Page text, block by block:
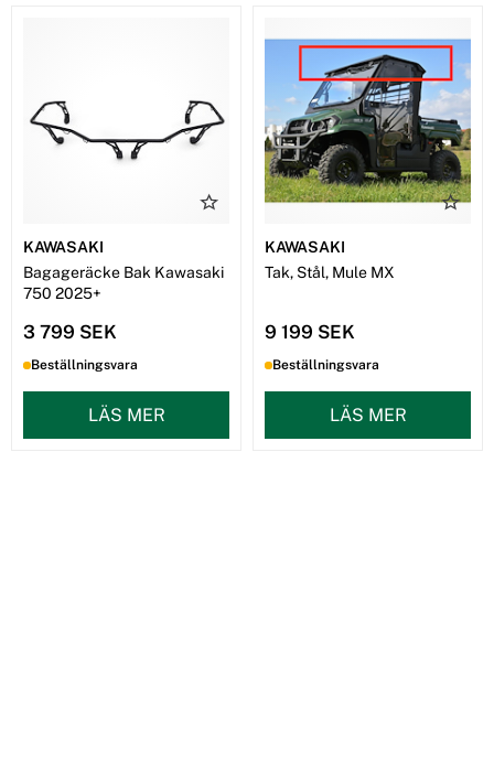
KAWASAKI
Bagageräcke Bak Kawasaki
750 2025+
3 799 SEK
Beställningsvara
LÄS MER
KAWASAKI
Tak, Stål, Mule MX
9 199 SEK
Beställningsvara
LÄS MER